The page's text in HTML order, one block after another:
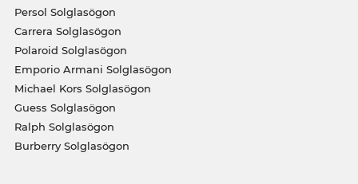
Persol Solglasögon
Carrera Solglasögon
Polaroid Solglasögon
Emporio Armani Solglasögon
Michael Kors Solglasögon
Guess Solglasögon
Ralph Solglasögon
Burberry Solglasögon